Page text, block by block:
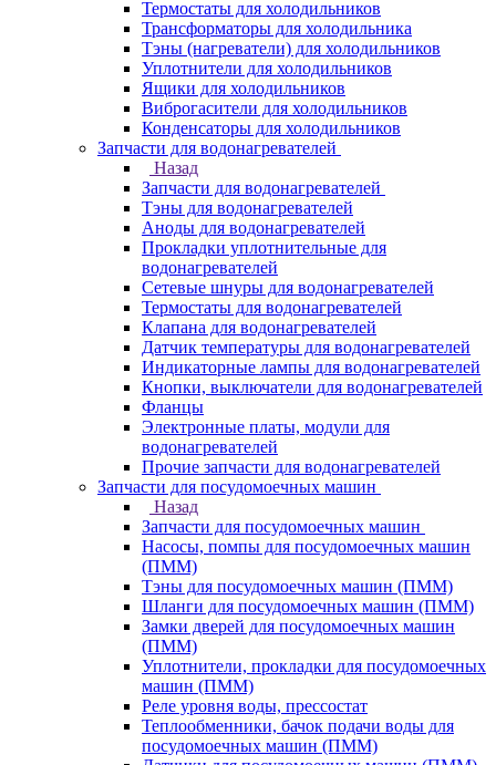
Термостаты для холодильников
Трансформаторы для холодильника
Тэны (нагреватели) для холодильников
Уплотнители для холодильников
Ящики для холодильников
Виброгасители для холодильников
Конденсаторы для холодильников
Запчасти для водонагревателей
Назад
Запчасти для водонагревателей
Тэны для водонагревателей
Аноды для водонагревателей
Прокладки уплотнительные для
водонагревателей
Сетевые шнуры для водонагревателей
Термостаты для водонагревателей
Клапана для водонагревателей
Датчик температуры для водонагревателей
Индикаторные лампы для водонагревателей
Кнопки, выключатели для водонагревателей
Фланцы
Электронные платы, модули для
водонагревателей
Прочие запчасти для водонагревателей
Запчасти для посудомоечных машин
Назад
Запчасти для посудомоечных машин
Насосы, помпы для посудомоечных машин
(ПММ)
Тэны для посудомоечных машин (ПММ)
Шланги для посудомоечных машин (ПММ)
Замки дверей для посудомоечных машин
(ПММ)
Уплотнители, прокладки для посудомоечных
машин (ПММ)
Реле уровня воды, прессостат
Теплообменники, бачок подачи воды для
посудомоечных машин (ПММ)